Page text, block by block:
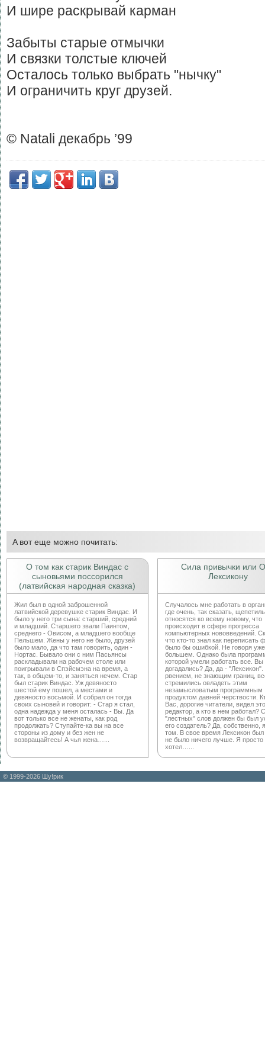
И шире раскрывай карман
Забыты старые отмычки
И связки толстые ключей
Осталось только выбрать "нычку"
И ограничить круг друзей.
© Natali декабрь ’99
A вот еще можно почитать:
О том как старик Виндас с
сыновьями поссорился
(латвийская народная сказка)
Жил был в одной заброшенной
латвийской деревушке старик Виндас. И
было у него три сына: старший, средний
и младший. Старшего звали Паинтом,
среднего - Овисом, а младшего вообще
Пельшем. Жены у него не было, друзей
было мало, да что там говорить, один -
Нортас. Бывало они с ним Пасьянсы
раскладывали на рабочем столе или
поигрывали в Спэйсмэна на время, а
так, в общем-то, и заняться нечем. Стар
был старик Виндас. Уж девяносто
шестой ему пошел, а местами и
девяносто восьмой. И собрал он тогда
своих сыновей и говорит: - Стар я стал,
одна надежда у меня осталась - Вы. Да
вот только все не женаты, как род
продолжать? Ступайте-ка вы на все
стороны из дому и без жен не
возвращайтесь! А чья жена…...
Сила привычки или
Лексикону
Случалось мне работать в
где очень, так сказать,
относятся ко всему новому, что
происходит в сфере прогресса
компьютерных нововведений.
что кто-то знал как переписать
было бы ошибкой. Не говоря
большем. Однако была
которой умели работать все.
догадались? Да, да -
рвением, не знающим границ,
стремились овладеть этим
незамысловатым программным
продуктом давней черствости.
Вас, дорогие читатели, видел
редактор, а кто в нем работал?
"лестных" слов должен бы был
его создатель? Да, собственно,
том. В свое время Лексикон был
не было ничего лучше. Я просто
хотел…...
© 1999-2026 Шу!рик